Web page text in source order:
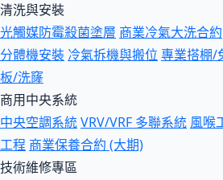
清洗與安裝
光觸媒防霉殺菌塗層 商業冷氣大洗合約
分體機安裝 冷氣拆機與搬位 專業搭棚/
板/洗窿
商用中央系統
中央空調系統VRV/VRF 多聯系統 風喉
工程 商業保養合約 (大期)
技術維修專區